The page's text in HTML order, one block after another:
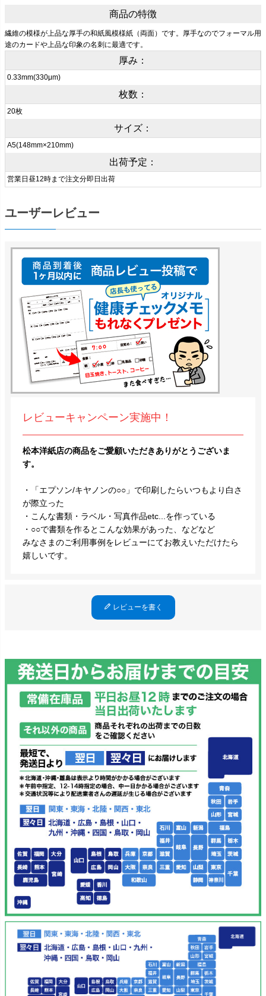
商品の特徴
繊維の模様が上品な厚手の和紙風模様紙（両面）です。厚手なのでフォーマル用
途のカードや上品な印象の名刺に最適です。
厚み：
0.33mm(330μm)
枚数：
20枚
サイズ：
A5(148mm×210mm)
出荷予定：
営業日昼12時まで注文分即日出荷
ユーザーレビュー
レビューキャンペーン実施中！
松本洋紙店の商品をご愛顧いただきありがとうございま
す。
・「エプソン/キヤノンの○○」で印刷したらいつもより白さ
が際立った
・こんな書類・ラベル・写真作品etc...を作っている
・○○で書類を作るとこんな効果があった、などなど
みなさまのご利用事例をレビューにてお教えいただけたら
嬉しいです。
レビューを書く